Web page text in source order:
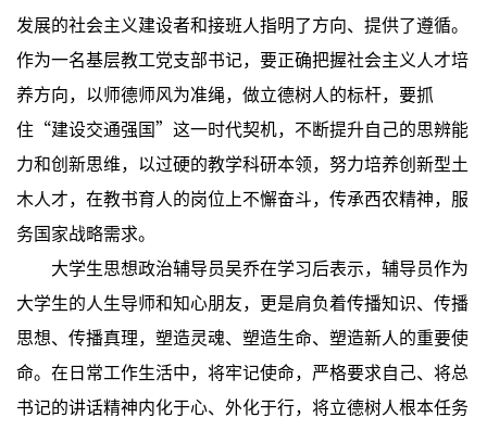
发展的社会主义建设者和接班人指明了方向、提供了遵循。
作为一名基层教工党支部书记，要正确把握社会主义人才培
养方向，以师德师风为准绳，做立德树人的标杆，要抓
住“建设交通强国”这一时代契机，不断提升自己的思辨能
力和创新思维，以过硬的教学科研本领，努力培养创新型土
木人才，在教书育人的岗位上不懈奋斗，传承西农精神，服
务国家战略需求。
大学生思想政治辅导员吴乔在学习后表示，辅导员作为
大学生的人生导师和知心朋友，更是肩负着传播知识、传播
思想、传播真理，塑造灵魂、塑造生命、塑造新人的重要使
命。在日常工作生活中，将牢记使命，严格要求自己、将总
书记的讲话精神内化于心、外化于行，将立德树人根本任务